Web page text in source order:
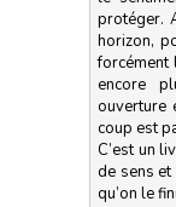
protéger.
horizon,
forcément
encore
ouverture
coup est
C’est un
de sens et
qu’on le